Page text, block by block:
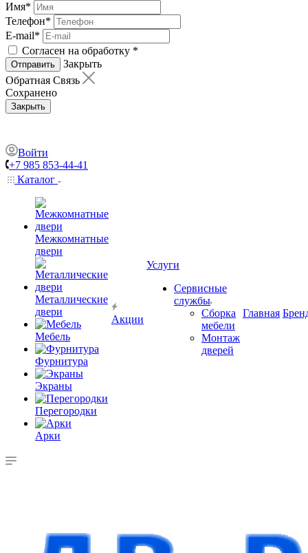
Имя*
Телефон*
E-mail*
Согласен на обработку *
Отправить
Закрыть
Обратная Связь
Сохранено
Закрыть
Войти
+7 985 853-44-41
Каталог
Межкомнатные
двери
Металлические
двери
Мебель
Фурнитура
Экраны
Перегородки
Арки
Акции
Услуги
Сервисные
службы
Сборка
мебели
Монтаж
дверей
Главная